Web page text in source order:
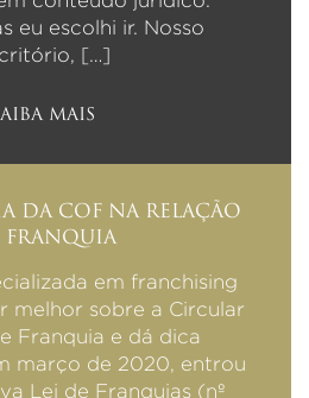
eu escolhi ir. Nosso
[…]
MAIS
DA COF NA RELAÇÃO
FRANQUIA
em franchising
melhor sobre a Circular
Franquia e dá dica
março de 2020, entrou
Lei de Franquias (nº